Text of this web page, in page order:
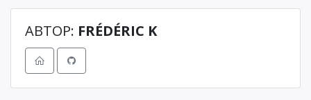
АВТОР: FRÉDÉRIC K